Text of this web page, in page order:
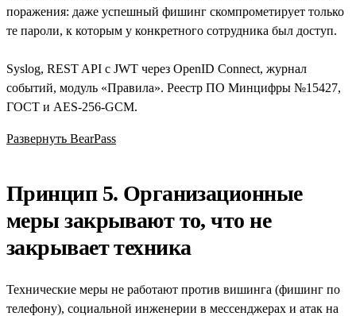
поражения: даже успешный фишинг скомпрометирует только
те пароли, к которым у конкретного сотрудника был доступ.
Syslog, REST API с JWT через OpenID Connect, журнал
событий, модуль «Правила». Реестр ПО Минцифры №15427,
ГОСТ и AES-256-GCM.
Развернуть BearPass
Принцип 5. Организационные
меры закрывают то, что не
закрывает техника
Технические меры не работают против вишинга (фишинг по
телефону), социальной инженерии в мессенджерах и атак на